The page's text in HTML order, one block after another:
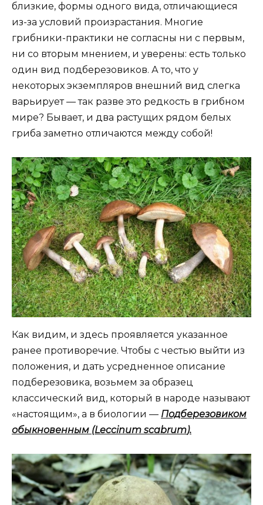
близкие, формы одного вида, отличающиеся
из-за условий произрастания. Многие
грибники-практики не согласны ни с первым,
ни со вторым мнением, и уверены: есть только
один вид подберезовиков. А то, что у
некоторых экземпляров внешний вид слегка
варьирует — так разве это редкость в грибном
мире? Бывает, и два растущих рядом белых
гриба заметно отличаются между собой!
Как видим, и здесь проявляется указанное
ранее противоречие. Чтобы с честью выйти из
положения, и дать усредненное описание
подберезовика, возьмем за образец
классический вид, который в народе называют
«настоящим», а в биологии — Подберезовиком
обыкновенным (Leccinum scabrum).